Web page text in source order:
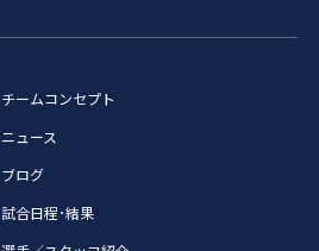
チームコンセプト
ニュース
ブログ
試合日程･結果